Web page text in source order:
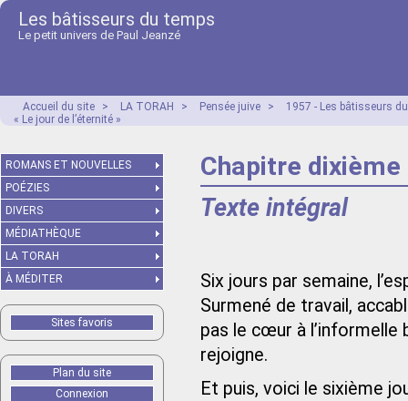
Les bâtisseurs du temps
Le petit univers de Paul Jeanzé
Accueil du site > LA TORAH > Pensée juive >
1957 - Les bâtisseurs
« Le jour de l’éternité »
Chapitre dixième
Texte intégral
Six jours par semaine,
Surmené de travail,
pas le cœur à l’informelle
rejoigne.
Et puis, voici le sixième
ROMANS ET NOUVELLES
POÉZIES
DIVERS
MÉDIATHÈQUE
LA TORAH
À MÉDITER
Sites favoris
Plan du site
Connexion